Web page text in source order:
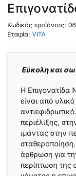
Κωδικός προϊόντος:
Εταιρία: VITA
Eύκολη και
H
είναι από
περιέλιξης,
ιμάντας στην
άρθρωση για
περίπτωση της